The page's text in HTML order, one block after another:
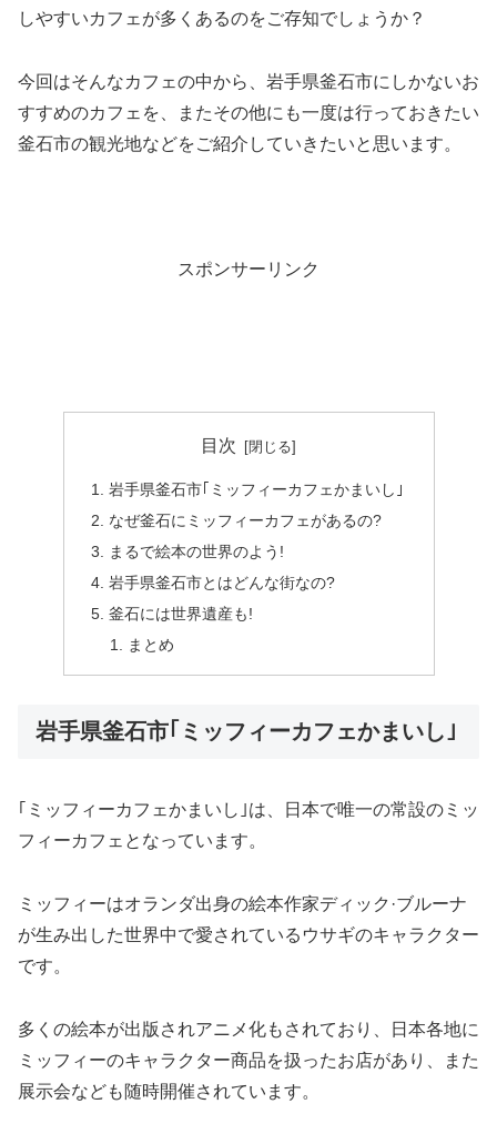
しやすいカフェが多くあるのをご存知でしょうか？
今回はそんなカフェの中から、岩手県釜石市にしかないお
すすめのカフェを、またその他にも一度は行っておきたい
釜石市の観光地などをご紹介していきたいと思います。
スポンサーリンク
目次
岩手県釜石市｢ミッフィーカフェかまいし｣
なぜ釜石にミッフィーカフェがあるの?
まるで絵本の世界のよう!
岩手県釜石市とはどんな街なの?
釜石には世界遺産も!
まとめ
岩手県釜石市｢ミッフィーカフェかまいし｣
｢ミッフィーカフェかまいし｣は、日本で唯一の常設のミッ
フィーカフェとなっています。
ミッフィーはオランダ出身の絵本作家ディック·ブルーナ
が生み出した世界中で愛されているウサギのキャラクター
です。
多くの絵本が出版されアニメ化もされており、日本各地に
ミッフィーのキャラクター商品を扱ったお店があり、また
展示会なども随時開催されています。